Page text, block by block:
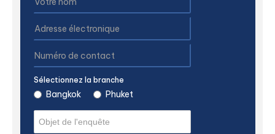
Sélectionnez la branche
Bangkok Phuket